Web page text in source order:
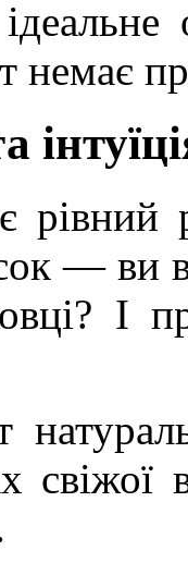
немає
рівний
— ви
І